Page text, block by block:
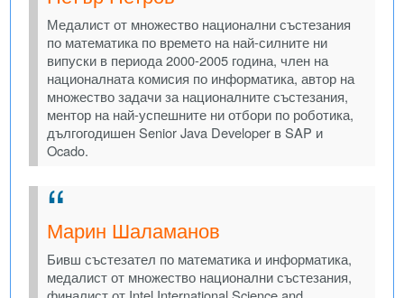
Медалист от множество национални състезания
по математика по времето на най-силните ни
випуски в периода 2000-2005 година, член на
националната комисия по информатика, автор на
множество задачи за националните състезания,
ментор на най-успешните ни отбори по роботика,
дългогодишен Senior Java Developer в SAP и
Ocado.
Марин Шаламанов
Бивш състезател по математика и информатика,
медалист от множество национални състезания,